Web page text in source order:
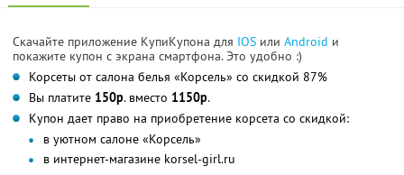
Скачайте приложение КупиКупона для IOS или Android и
покажите купон с экрана смартфона. Это удобно :)
Корсеты от салона белья «Корсель» со скидкой 87%
Вы платите 150р. вместо 1150р.
Купон дает право на приобретение корсета со скидкой:
в уютном салоне «Корсель»
в интернет-магазине korsel-girl.ru